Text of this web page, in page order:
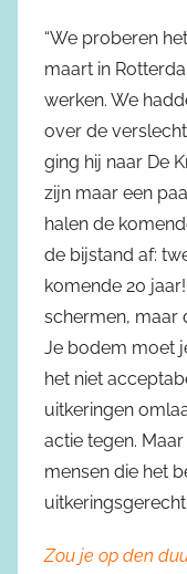
“We proberen
maart in
werken. We
over de
ging hij naar De
zijn maar een
halen de
de bijstand af:
komende 20
schermen, maar
Je bodem moet
het niet
uitkeringen
actie tegen.
mensen die het
Zou je op den